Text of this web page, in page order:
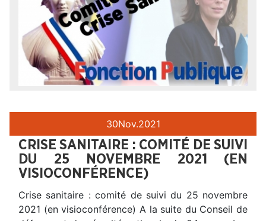
30Nov.2021
CRISE SANITAIRE : COMITÉ DE SUIVI
DU 25 NOVEMBRE 2021 (EN
VISIOCONFÉRENCE)
Crise sanitaire : comité de suivi du 25 novembre
2021 (en visioconférence) A la suite du Conseil de